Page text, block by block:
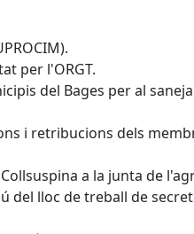
per l'ORGT.
del Bages per al
i retribucions dels
a la junta de
del lloc de treball de